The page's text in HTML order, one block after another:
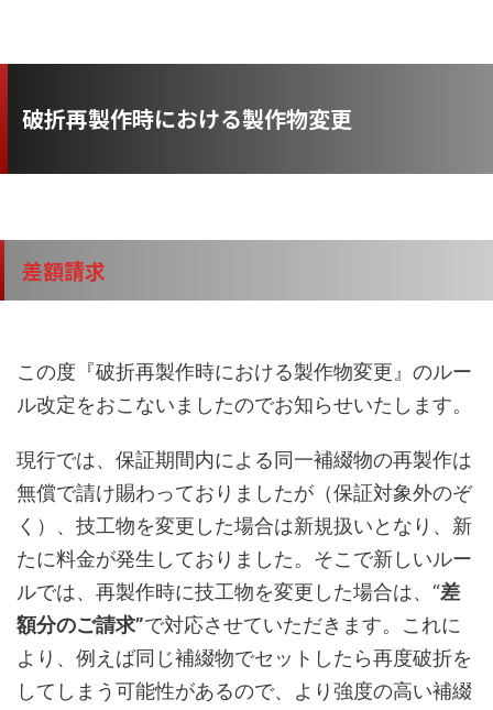
破折再製作時における製作物変更
差額請求
この度『破折再製作時における製作物変更』のルー
ル改定をおこないましたのでお知らせいたします。
現行では、保証期間内による同一補綴物の再製作は
無償で請け賜わっておりましたが（保証対象外のぞ
く）、技工物を変更した場合は新規扱いとなり、新
たに料金が発生しておりました。そこで新しいルー
ルでは、再製作時に技工物を変更した場合は、“差
額分のご請求”で対応させていただきます。これに
より、例えば同じ補綴物でセットしたら再度破折を
してしまう可能性があるので、より強度の高い補綴